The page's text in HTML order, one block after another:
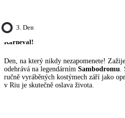
3. Den
Karneval!
Den, na který nikdy nezapomenete!
odehrává na legendárním Sambodromu
ručně vyráběných kostýmech září jako
v Riu je skutečně oslava života.